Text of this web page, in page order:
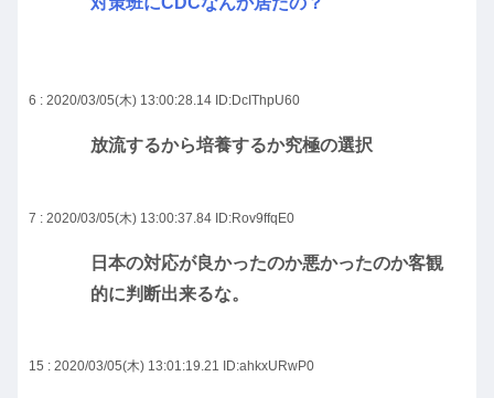
6 : 2020/03/05(木) 13:00:28.14 ID:DcIThpU60
放流するから培養するか究極の選択
7 : 2020/03/05(木) 13:00:37.84 ID:Rov9ffqE0
日本の対応が良かったのか悪かったのか客観
的に判断出来るな。
15 : 2020/03/05(木) 13:01:19.21 ID:ahkxURwP0